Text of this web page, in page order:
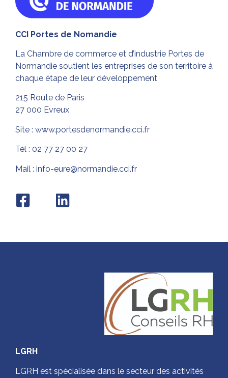
CCI Portes de Nomandie
La Chambre de commerce et d’industrie Portes de
Normandie soutient les entreprises de son territoire à
chaque étape de leur développement
215 Route de Paris
27 000 Evreux
Site : www.portesdenormandie.cci.fr
Tel : 02 77 27 00 27
Mail : info-eure@normandie.cci.fr
LGRH
LGRH est spécialisée dans le secteur des activités